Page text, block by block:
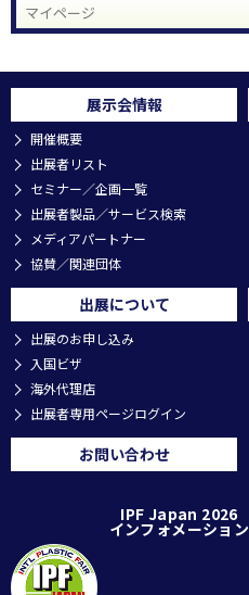
マイページ
展示会情報
開催概要
出展者リスト
セミナー／企画一覧
出展者製品／サービス検索
メディアパートナー
協賛／関連団体
出展について
出展のお申し込み
入国ビザ
海外代理店
出展者専用ページログイン
お問い合わせ
IPF Japan 2026
インフォメーション